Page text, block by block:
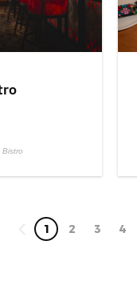
Bistro
1 2 3 4